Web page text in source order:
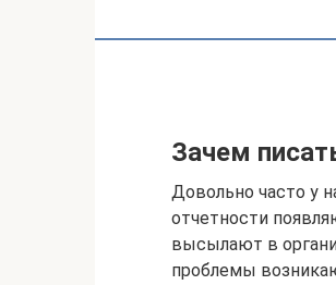
Зачем
Довольно часто у
отчетности
высылают в
проблемы